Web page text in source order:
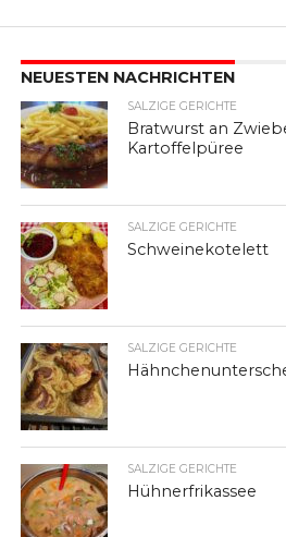
NEUESTEN NACHRICHTEN
SALZIGE GERICHTE
Bratwurst an
Kartoffelpüree
SALZIGE GERICHTE
Schweinekotelett
SALZIGE GERICHTE
SALZIGE GERICHTE
Hühnerfrikassee